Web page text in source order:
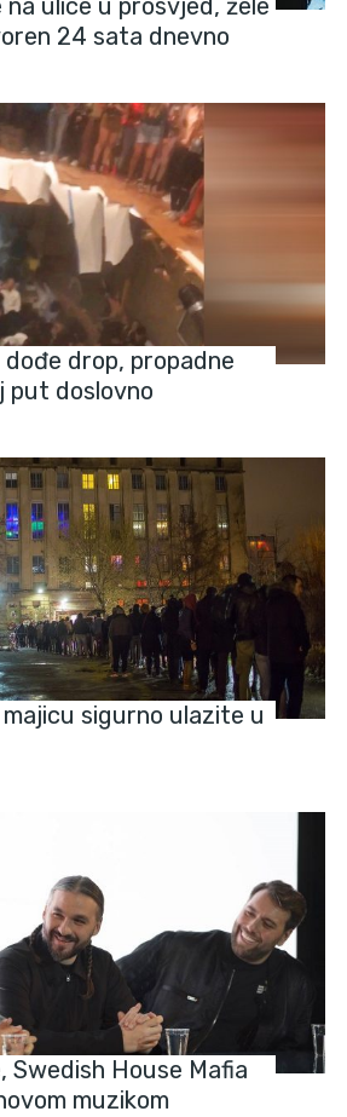
na ulice u prosvjed, žele
24 sata dnevno
dođe drop, propadne
put doslovno
sigurno ulazite u
Swedish House Mafia
muzikom